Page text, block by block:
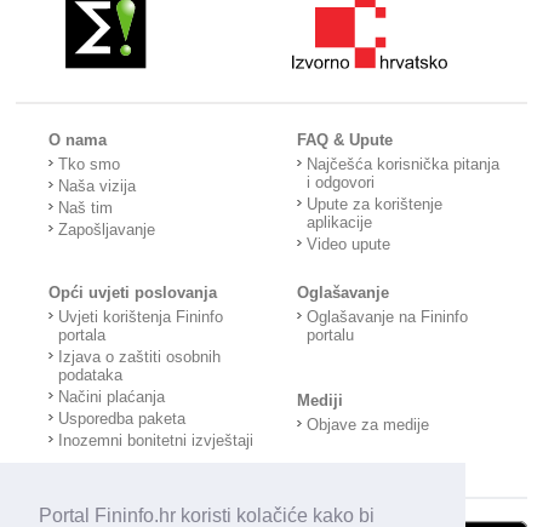
Portal Fininfo.hr koristi kolačiće kako bi
O nama
Tko smo
Naša vizija
Naš tim
Zapošljavanje
FAQ & Upute
Najčešća korisnička pitanja
i odgovori
Upute za korištenje
aplikacije
Video upute
Opći uvjeti poslovanja
Uvjeti korištenja Fininfo
portala
Izjava o zaštiti osobnih
podataka
Načini plaćanja
Usporedba paketa
Inozemni bonitetni izvještaji
Oglašavanje
Oglašavanje na Fininfo
portalu
Mediji
Objave za medije